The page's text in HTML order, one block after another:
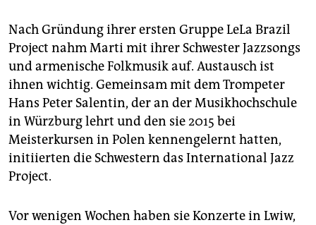
Nach Gründung ihrer ersten Gruppe LeLa Brazil
Project nahm Marti mit ihrer Schwester Jazzsongs
und armenische Folkmusik auf. Austausch ist
ihnen wichtig. Gemeinsam mit dem Trompeter
Hans Peter Salentin, der an der Musikhochschule
in Würzburg lehrt und den sie 2015 bei
Meisterkursen in Polen kennengelernt hatten,
initiierten die Schwestern das International Jazz
Project.
Vor wenigen Wochen haben sie Konzerte in Lwiw,